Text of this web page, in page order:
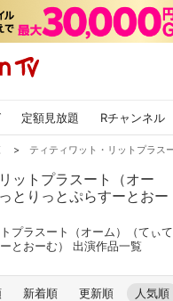
定額見放題 Rチャンネル
> ティティワット・リットプラス
ットプラスート（オー
とりっとぷらすーとおー
プラスート（オーム）（てぃて
とおーむ） 出演作品一覧
新着順 更新順 人気順